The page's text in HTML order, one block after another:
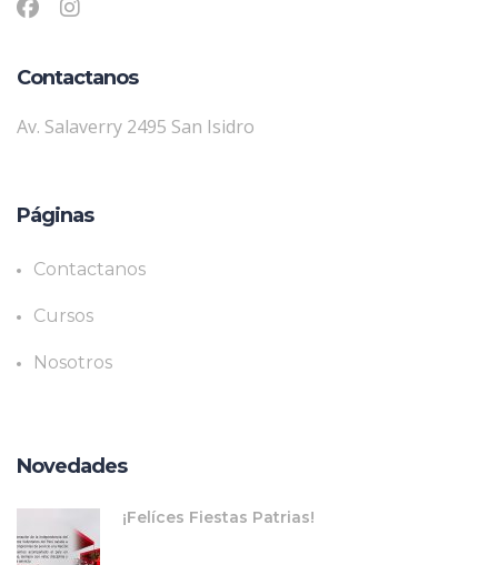
Contactanos
Av. Salaverry 2495 San Isidro
Páginas
Contactanos
Cursos
Nosotros
Novedades
¡Felíces Fiestas Patrias!